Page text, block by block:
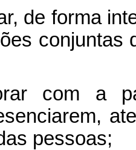
de forma
com a
pessoas;